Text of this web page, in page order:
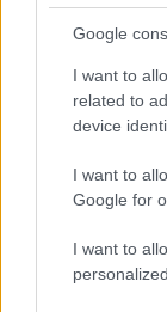
Google
I want to
related to
device
I want to
Google for
I want to
Ακολουθήστε